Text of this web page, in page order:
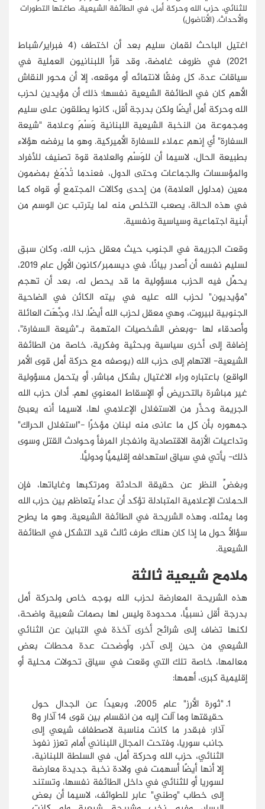
للثنائي، حزب الله وحركة أمل، في الطائفة الشيعية، صاغتها التطورات
والأحداث. (الأناضول)
اغتيل الباحث لقمان سليم بعد أن اختطف (4 فبراير/شباط
2021) في ظروف غامضة، وقد قرأ اللبنانيون العملية في
سياقات عدة، كل وفقًا لانتمائه أو موقعه، إلا أن محور النقاش
الأهم كان في الطائفة الشيعية نفسها؛ ذلك أن مؤيدين لحزب
الله وحركة أمل أيضًا ولكن بدرجة أقل، كانوا يطلقون على سليم
ومجموعة من النخبة الشيعية اللبنانية وَسْمَ وعلامة "شيعة
السفارة" أي إنهم عملاء للسفارة الأميركية. وهو ما يرفضه هؤلاء
بطبيعة الحال، لاسيما أن للوَسْم والعلامة قوة تصنيف للأفراد
والمؤسسات والجماعات وحتى الدول، فعندما تُدْمَغ بمضمون
معين (مدلول العلامة) من إحدى وكالات المجتمع أو قواه كما
في هذه الحالة، يصعب التخلص منه لما يترتب عن الوسم من
أبنية اجتماعية وسياسية ونفسية.
وقعت الجريمة في الجنوب حيث معقل حزب الله، وكان سبق
لسليم نفسه أن أصدر بيانًا، في ديسمبر/كانون الأول عام 2019،
يحمِّل فيه الحزب مسؤولية ما قد يحصل له، بعد أن تهجم
"مؤيديون" لحزب الله عليه في بيته الكائن في الضاحية
الجنوبية لبيروت، وهي معقل لحزب الله أيضًا. لذا، وجَّهَت العائلة
وأصدقاء لها -وبعض الشخصيات المتهمة بـ"شيعة السفارة"،
إضافة إلى أخرى سياسية وبحثية وفكرية، خاصة من الطائفة
الشيعية- الاتهام إلى حزب الله (بوصفه مع حركة أمل قوى الأمر
الواقع) باعتباره وراء الاغتيال بشكل مباشر، أو يتحمل مسؤولية
غير مباشرة بالتحريض أو الإسقاط المعنوي لهم. أدان حزب الله
الجريمة وحذَّر من الاستغلال الإعلامي لها، لاسيما أنه يعبئ
جمهوره بأن كل ما عانى منه لبنان مؤخرًا -"استغلال الحراك"
وتداعيات الأزمة الاقتصادية وانفجار المرفأ وحوادث القتل وسوى
ذلك- يأتي في سياق استهدافه إقليميًّا ودوليًّا.
وبغضِّ النظر عن حقيقة الحادثة ومرتكبها وغاياتها، فإن
الحملات الإعلامية المتبادلة تؤكد أن عداءً يتعاظم بين حزب الله
وما يمثله، وهذه الشريحة في الطائفة الشيعية. وهو ما يطرح
سؤالًا حول ما إذا كان هناك طرف ثالث قيد التشكل في الطائفة
الشيعية.
ملامح شيعية ثالثة
هذه الشريحة المعارضة لحزب الله بوجه خاص ولحركة أمل
بدرجة أقل نسبيًّا، محدودة وليس لها بصمات شعبية واضحة،
لكنها تضاف إلى شرائح أخرى آخذة في التباين عن الثنائي
الشيعي من حين إلى آخر، وأوضحت عدة محطات بعض
معالمها، خاصة تلك التي وقعت في سياق تحولات محلية أو
إقليمية كبرى، أهمها:
"ثورة الأرز" عام 2005، وبعيدًا عن الجدال حول
حقيقتها وما آلت إليه من انقسام بين قوى 14 آذار و8
آذار: فبقدر ما كانت مناسبة لاصطفاف شيعي إلى
جانب سوريا، وفتحت المجال اللبناني أمام تعزز نفوذ
الثنائي، حزب الله وحركة أمل، في السلطة اللبنانية،
إلا أنها أيضًا أسهمت في ولادة نخبة جديدة معارضة
لسوريا أو للثنائي في داخل الطائفة نفسها، وتستند
إلى خطاب "وطني" عابر للطوائف، لاسيما أن بعض